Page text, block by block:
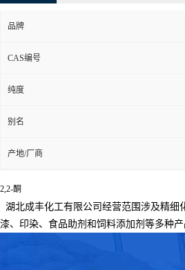
品牌
CAS编号
纯度
别名
产地/厂商
2,2-酮
湖北成丰化工有限公司经营范围涉及精细
漆、印染、食品助剂和饲料添加剂等多种产